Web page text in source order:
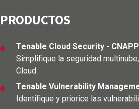
PRODUCTOS
Tenable Cloud Security -
Simplifique la seguridad
Cloud.
Tenable Vulnerability
Identifique y priorice las